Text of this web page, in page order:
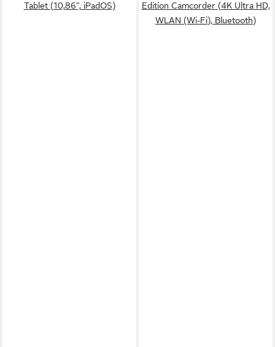
Tablet (10,86", iPadOS)
Edition Camcorder (4K Ultra HD,
WLAN (Wi-Fi), Bluetooth)